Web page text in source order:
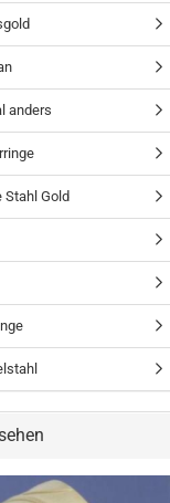
anders
Stahl Gold